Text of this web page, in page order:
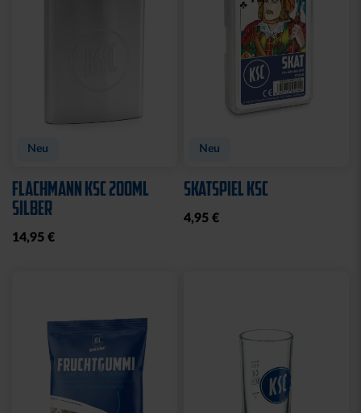
Neu
FLACHMANN KSC 200ML
SILBER
14,95 €
Neu
SKATSPIEL KSC
4,95 €